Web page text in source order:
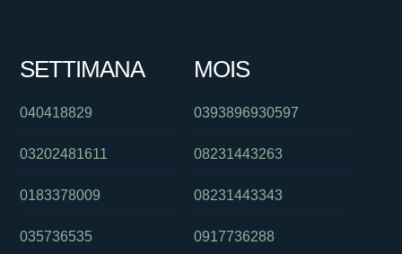
SETTIMANA
040418829
03202481611
0183378009
035736535
MOIS
0393896930597
08231443263
08231443343
0917736288